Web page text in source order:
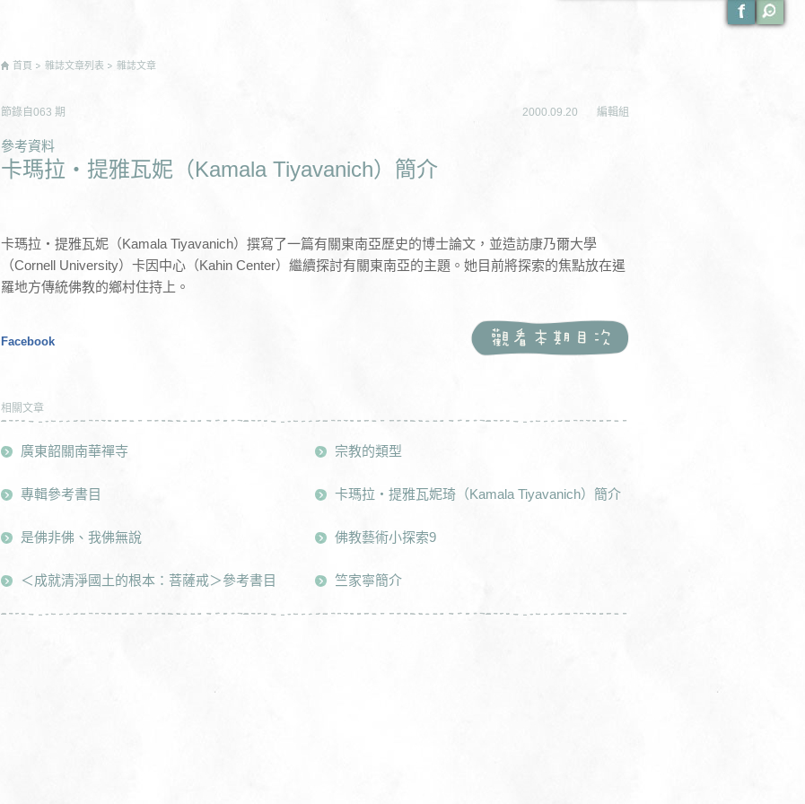
首頁 雜誌文章列表 雜誌文章
節錄自 063 期 2000.09.20 編輯組
參考資料
卡瑪拉‧提雅瓦妮（Kamala Tiyavanich）簡介
卡瑪拉‧提雅瓦妮（Kamala Tiyavanich）撰寫了一篇有關東南亞歷史的博士論文，並造訪康乃爾大學
（Cornell University）卡因中心（Kahin Center）繼續探討有關東南亞的主題。她目前將探索的焦點放在暹
羅地方傳統佛教的鄉村住持上。
Facebook
相關文章
廣東韶關南華禪寺
專輯參考書目
是佛非佛、我佛無說
＜成就清淨國土的根本：菩薩戒＞參考書目
宗教的類型
卡瑪拉‧提雅瓦妮琦（Kamala Tiyavanich）簡介
佛教藝術小探索9
竺家寧簡介